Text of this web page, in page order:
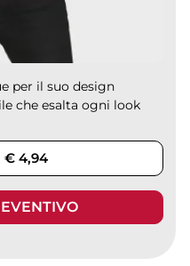
per il suo design
che esalta ogni look
€ 4,94